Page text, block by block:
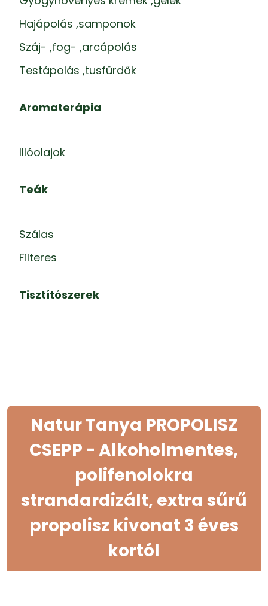
Hajápolás ,samponok
Száj- ,fog- ,arcápolás
Testápolás ,tusfürdők
Aromaterápia
Illóolajok
Teák
Szálas
Filteres
Tisztítószerek
Natur Tanya PROPOLISZ
CSEPP - Alkoholmentes,
polifenolokra
strandardizált, extra sűrű
propolisz kivonat 3 éves
kortól